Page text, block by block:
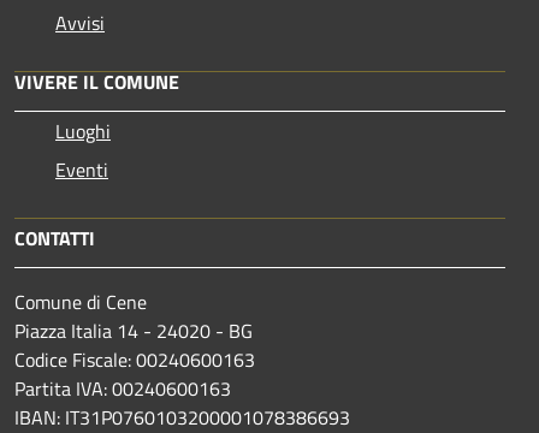
Avvisi
VIVERE IL COMUNE
Luoghi
Eventi
CONTATTI
Comune di Cene
Piazza Italia 14 - 24020 - BG
Codice Fiscale: 00240600163
Partita IVA: 00240600163
IBAN: IT31P0760103200001078386693